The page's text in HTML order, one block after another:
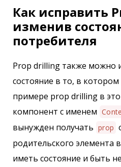
Как исправить
изменив
потребителя
Prop drilling также можно
состояние в то, в котором
примере prop drilling в
компонент с именем
вынужден получать prop
родительского элемента
иметь состояние и быть